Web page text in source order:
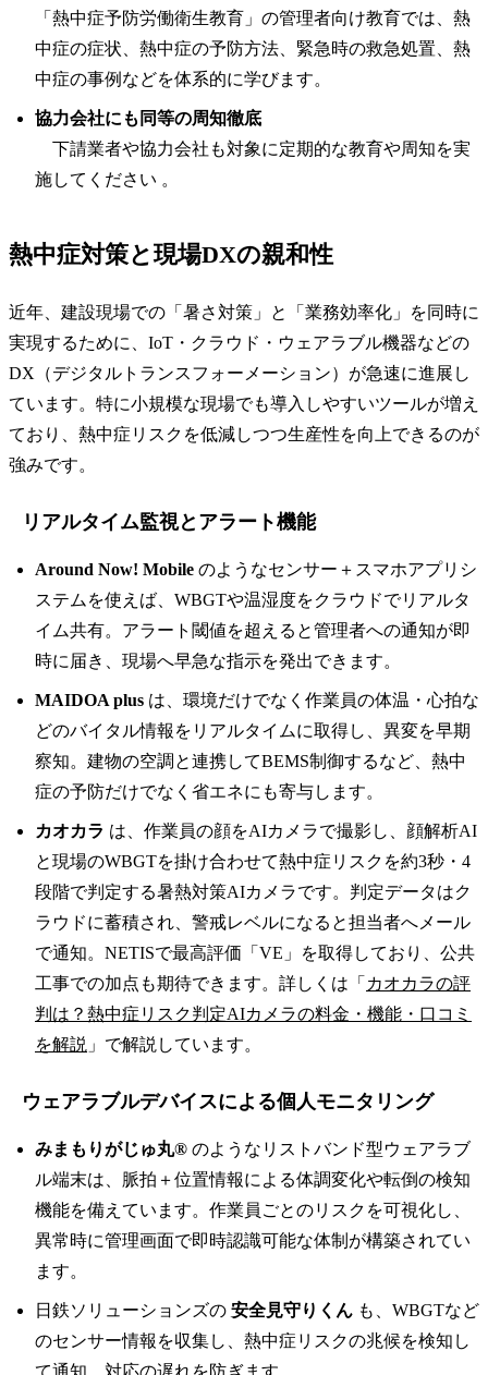
「熱中症予防労働衛生教育」の管理者向け教育では、熱
中症の症状、熱中症の予防方法、緊急時の救急処置、熱
中症の事例などを体系的に学びます。
協力会社にも同等の周知徹底
下請業者や協力会社も対象に定期的な教育や周知を実
施してください 。
熱中症対策と現場DXの親和性
近年、建設現場での「暑さ対策」と「業務効率化」を同時に
実現するために、IoT・クラウド・ウェアラブル機器などの
DX（デジタルトランスフォーメーション）が急速に進展し
ています。特に小規模な現場でも導入しやすいツールが増え
ており、熱中症リスクを低減しつつ生産性を向上できるのが
強みです。
リアルタイム監視とアラート機能
Around Now! Mobile のようなセンサー＋スマホアプリシ
ステムを使えば、WBGTや温湿度をクラウドでリアルタ
イム共有。アラート閾値を超えると管理者への通知が即
時に届き、現場へ早急な指示を発出できます。
MAIDOA plus は、環境だけでなく作業員の体温・心拍な
どのバイタル情報をリアルタイムに取得し、異変を早期
察知。建物の空調と連携してBEMS制御するなど、熱中
症の予防だけでなく省エネにも寄与します。
カオカラ は、作業員の顔をAIカメラで撮影し、顔解析AI
と現場のWBGTを掛け合わせて熱中症リスクを約3秒・4
段階で判定する暑熱対策AIカメラです。判定データはク
ラウドに蓄積され、警戒レベルになると担当者へメール
で通知。NETISで最高評価「VE」を取得しており、公共
工事での加点も期待できます。詳しくは「 カオカラの評
判は？熱中症リスク判定AIカメラの料金・機能・口コミ
を解説 」で解説しています。
ウェアラブルデバイスによる個人モニタリング
みまもりがじゅ丸® のようなリストバンド型ウェアラブ
ル端末は、脈拍＋位置情報による体調変化や転倒の検知
機能を備えています。作業員ごとのリスクを可視化し、
異常時に管理画面で即時認識可能な体制が構築されてい
ます。
日鉄ソリューションズの 安全見守りくん も、WBGTなど
のセンサー情報を収集し、熱中症リスクの兆候を検知し
て通知、対応の遅れを防ぎます。